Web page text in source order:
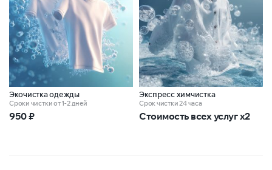
Экочистка одежды
Сроки чистки от 1-2 дней
950₽
Экспресс химчистка
Срок чистки 24 часа
Стоимость всех услуг x2